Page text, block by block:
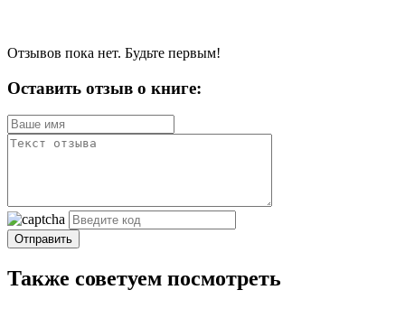
Отзывов пока нет. Будьте первым!
Оставить отзыв о книге:
Отправить
Также советуем посмотреть